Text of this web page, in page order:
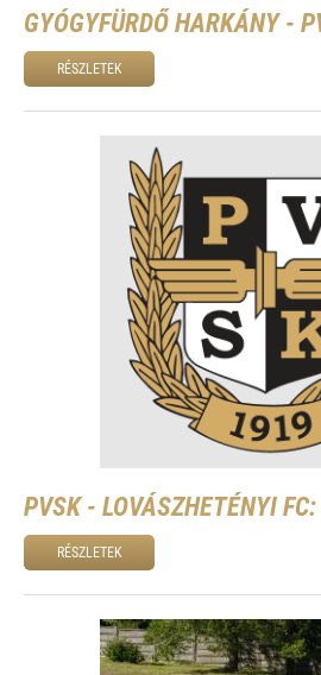
GYÓGYFÜRDŐ HARKÁNY -
RÉSZLETEK
PVSK - LOVÁSZHETÉNYI
RÉSZLETEK